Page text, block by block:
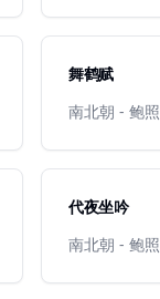
舞鹤赋
南北朝 - 鲍照
代夜坐吟
南北朝 - 鲍照